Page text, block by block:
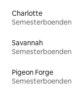
Charlotte
Semesterboenden
Savannah
Semesterboenden
Pigeon Forge
Semesterboenden